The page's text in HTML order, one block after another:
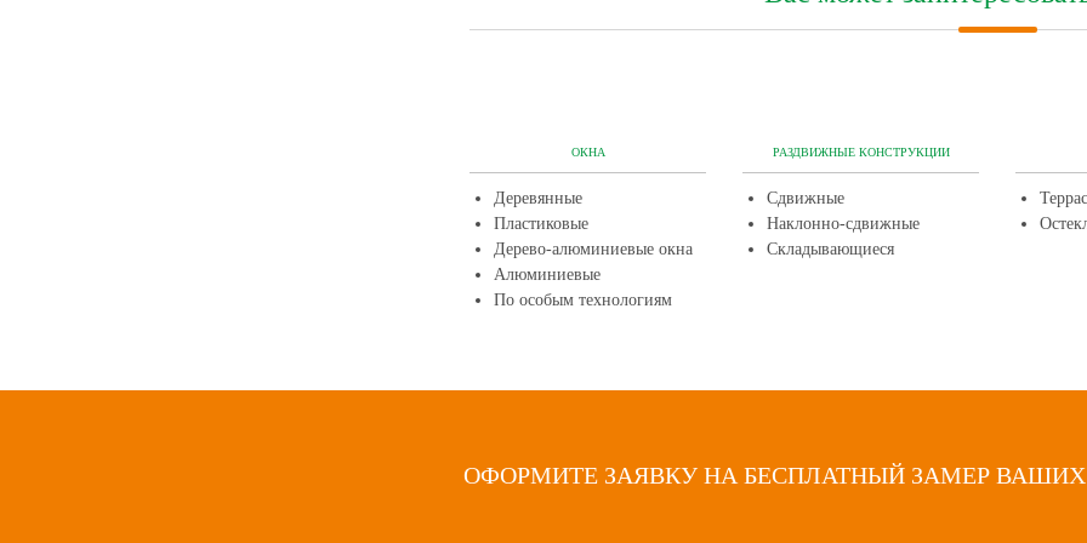
ОКНА
Деревянные
Пластиковые
Дерево-алюминиевые окна
Алюминиевые
По особым технологиям
РАЗДВИЖНЫЕ КОНСТРУКЦИИ
Сдвижные
Наклонно-сдвижные
Складывающиеся
ОФОРМИТЕ ЗАЯВКУ НА БЕСПЛАТНЫЙ ЗАМЕР